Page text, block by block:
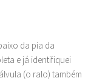
da pia da
e já identifiquei
(o ralo) também